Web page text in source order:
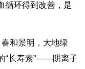
循环得到改善，是
和景明，大地绿
“长寿素”——阴离子